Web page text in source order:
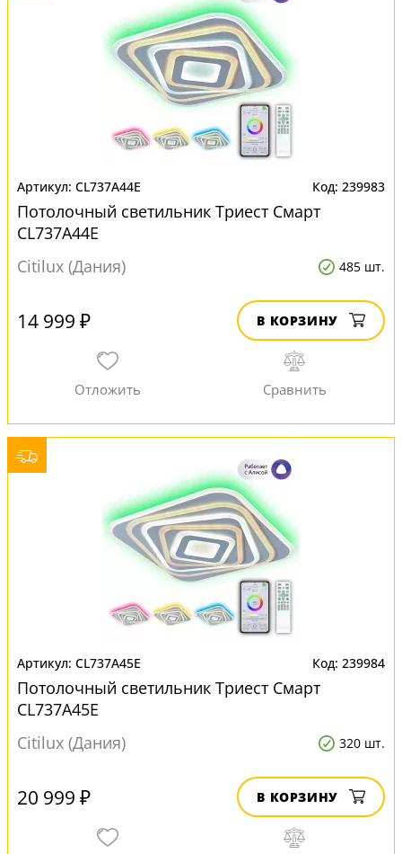
CL737A44E 239983
Потолочный светильник Триест Смарт
CL737A44E
Citilux (Дания)
485 шт.
14 999 ₽ В КОРЗИНУ
CL737A45E 239984
Потолочный светильник Триест Смарт
CL737A45E
Citilux (Дания)
320 шт.
20 999 ₽ В КОРЗИНУ